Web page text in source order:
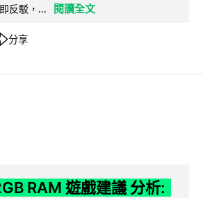
反駁，...
閱讀全文
分享
RAM 遊戲建議 分析: